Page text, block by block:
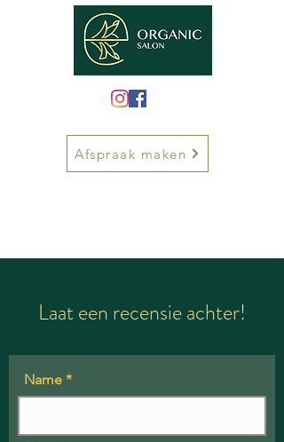
Afspraak maken
Laat een recensie achter!
Name